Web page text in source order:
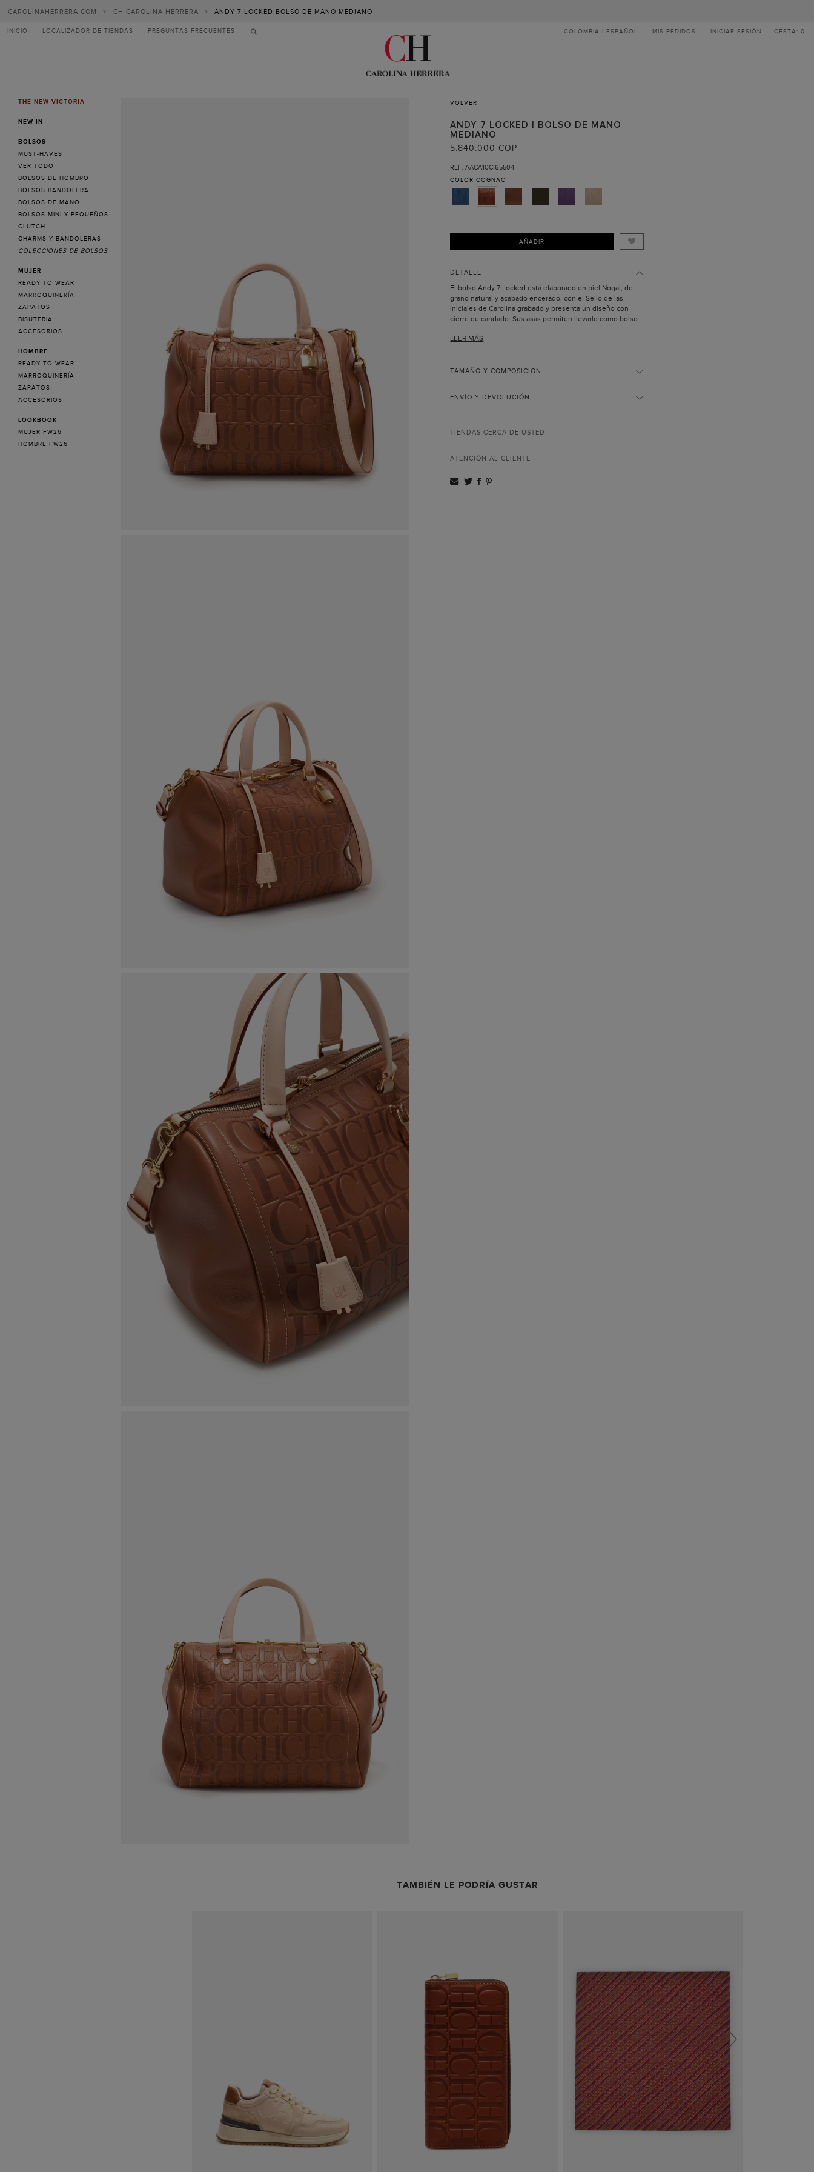
CAROLINAHERRERA.COM > CH CAROLINA HERRERA > ANDY 7 LOCKED BOLSO DE MANO MEDIANO
INICIO LOCALIZADOR DE TIENDAS PREGUNTAS FRECUENTES COLOMBIA | ESPAÑOL MIS PEDIDOS INICIAR SESIÓN CESTA: 0
MENUTHE NEW VICTORIA
NEW IN
BOLSOS
MUST-HAVES
VER TODO
BOLSOS DE HOMBRO
BOLSOS BANDOLERA
BOLSOS DE MANO
BOLSOS MINI Y PEQUEÑOS
CLUTCH
CHARMS Y BANDOLERAS
COLECCIONES DE BOLSOS
MUJER
READY TO WEAR
MARROQUINERÍA
ZAPATOS
BISUTERÍA
ACCESORIOS
HOMBRE
READY TO WEAR
MARROQUINERÍA
ZAPATOS
ACCESORIOS
LOOKBOOK
MUJER FW26
HOMBRE FW26
VOLVER
ANDY 7 LOCKED | BOLSO DE MANO
MEDIANO
5.840.000 COP
REF. AACA10CI65504
COLOR COGNAC
AÑADIR
DETALLE
El bolso Andy 7 Locked está elaborado en piel Nogal, de
grano natural y acabado encerado, con el Sello de las
iniciales de Carolina grabado y presenta un diseño con
cierre de candado. Sus asas permiten llevarlo como bolso
Dos asas de mano y una de hombro regulable con
artesanalmente.
Metálicas bañadas en oro chiaro.
posibilidad de candado.
Incluye bolsa guardapolvo.
La colección Factory está inspirada en el célebre estudio
LEER MÁS
TAMAÑO Y COMPOSICIÓN
ENVÍO Y DEVOLUCIÓN
TIENDAS CERCA DE USTED
ATENCIÓN AL CLIENTE
TAMBIÉN LE PODRÍA GUSTAR